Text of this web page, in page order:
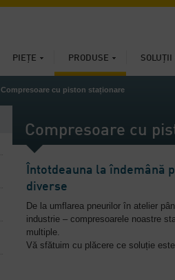
PIEȚE PRODUSE SOLUȚII
Compresoare cu piston staționare
Compresoare cu
Întotdeauna la îndemână
diverse
De la umflarea pneurilor în atelier
industrie – compresoarele noastre
multiple.
Vă sfătuim cu plăcere ce soluție